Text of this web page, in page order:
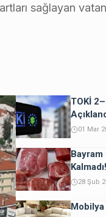
sağlayan
TOKİ
01 Mar
Kalmadı!
28 Şub